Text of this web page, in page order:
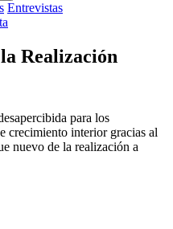
Entrevistas
Realización
para los
crecimiento interior gracias al
nuevo de la realización a